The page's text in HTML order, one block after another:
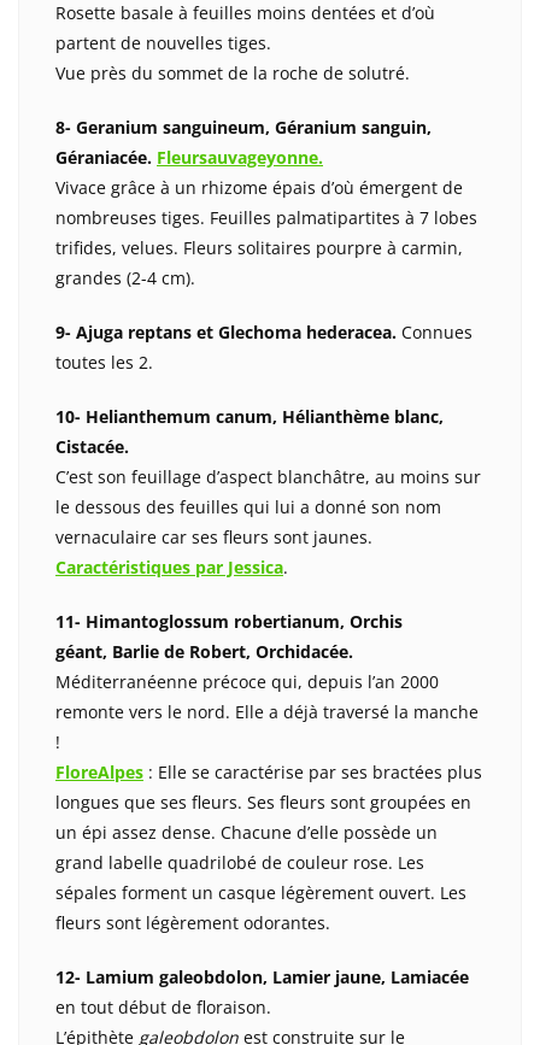
Rosette basale à feuilles moins dentées et d’où
partent de nouvelles tiges.
Vue près du sommet de la roche de solutré.
8- Geranium sanguineum, Géranium sanguin,
Géraniacée. Fleursauvageyonne.
Vivace grâce à un rhizome épais d’où émergent de
nombreuses tiges. Feuilles palmatipartites à 7 lobes
trifides, velues. Fleurs solitaires pourpre à carmin,
grandes (2-4 cm).
9- Ajuga reptans et Glechoma hederacea. Connues
toutes les 2.
10- Helianthemum canum, Hélianthème blanc,
Cistacée.
C’est son feuillage d’aspect blanchâtre, au moins sur
le dessous des feuilles qui lui a donné son nom
vernaculaire car ses fleurs sont jaunes.
Caractéristiques par Jessica.
11- Himantoglossum robertianum, Orchis
géant, Barlie de Robert, Orchidacée.
Méditerranéenne précoce qui, depuis l’an 2000
remonte vers le nord. Elle a déjà traversé la manche
!
FloreAlpes : Elle se caractérise par ses bractées plus
longues que ses fleurs. Ses fleurs sont groupées en
un épi assez dense. Chacune d’elle possède un
grand labelle quadrilobé de couleur rose. Les
sépales forment un casque légèrement ouvert. Les
fleurs sont légèrement odorantes.
12- Lamium galeobdolon, Lamier jaune, Lamiacée
en tout début de floraison.
L’épithète galeobdolon est construite sur le